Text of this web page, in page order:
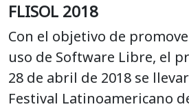
FLISOL 2018
Con el objetivo de
uso de Software Libre, el
28 de abril de 2018 se
Festival Latinoamericano